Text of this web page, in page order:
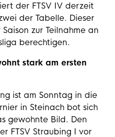
der FTSV IV derzeit
der Tabelle. Dieser
zur Teilnahme an
berechtigen.
stark am ersten
ist am Sonntag in die
in Steinach bot sich
gewohnte Bild. Den
FTSV Straubing I vor